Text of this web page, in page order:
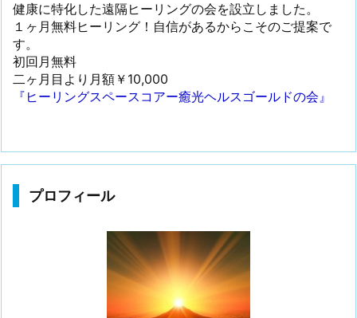
健康に特化した遠隔ヒーリングの会を設立しました。
１ヶ月無料ヒーリング！自信があるからこそのご提案で
す。
初回月無料
二ヶ月目より月額￥10,000
『ヒーリングスペースコアー癒光ヘルスゴールドの会』
プロフィール